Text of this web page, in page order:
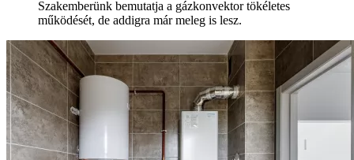
Szakemberünk bemutatja a gázkonvektor tökéletes
működését, de addigra már meleg is lesz.